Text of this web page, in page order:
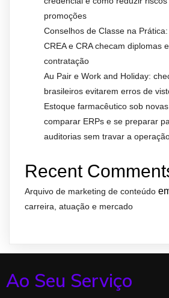
promoções
Conselhos de Classe na Prática:
CREA e CRA checam diplomas
contratação
Au Pair e Work and Holiday:
brasileiros evitarem erros de
Estoque farmacêutico sob
comparar ERPs e se preparar
auditorias sem travar a
Recent
Arquivo de marketing de conteúdo
carreira, atuação e mercado
Ao Seu Serviço